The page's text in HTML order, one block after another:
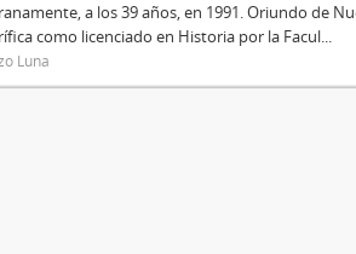
a los 39 años, en 1991. Oriundo de
como licenciado en Historia por la Facul...
Luna